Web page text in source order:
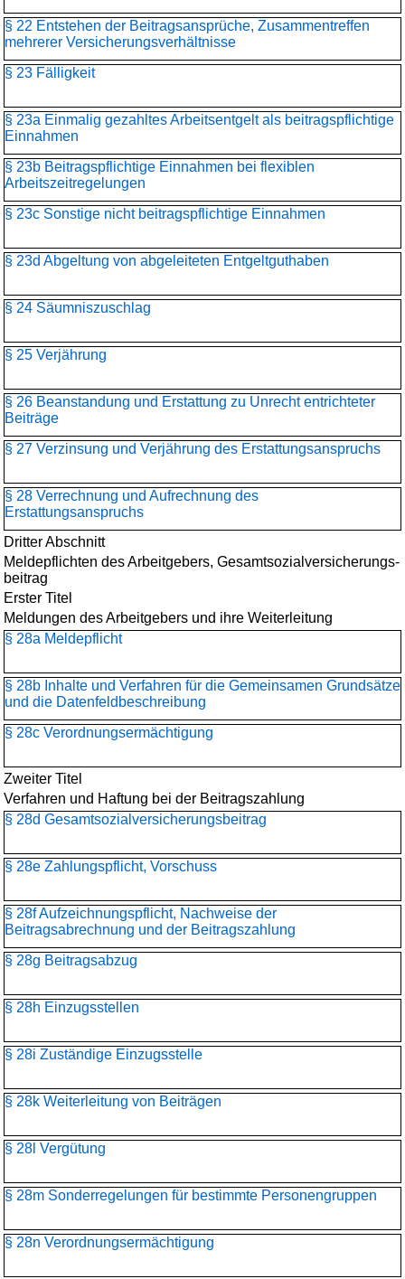
§ 22 Entstehen der Beitragsansprüche, Zusammentreffen
mehrerer Versicherungsverhältnisse
§ 23 Fälligkeit
§ 23a Einmalig gezahltes Arbeitsentgelt als beitragspflichtige
Einnahmen
§ 23b Beitragspflichtige Einnahmen bei flexiblen
Arbeitszeitregelungen
§ 23c Sonstige nicht beitragspflichtige Einnahmen
§ 23d Abgeltung von abgeleiteten Entgeltguthaben
§ 24 Säumniszuschlag
§ 25 Verjährung
§ 26 Beanstandung und Erstattung zu Unrecht entrichteter
Beiträge
§ 27 Verzinsung und Verjährung des Erstattungsanspruchs
§ 28 Verrechnung und Aufrechnung des
Erstattungsanspruchs
Dritter Abschnitt
Meldepflichten des Arbeitgebers, Gesamtsozialversicherungs­
beitrag
Erster Titel
Meldungen des Arbeitgebers und ihre Weiterleitung
§ 28a Meldepflicht
§ 28b Inhalte und Verfahren für die Gemeinsamen Grundsätze
und die Datenfeldbeschreibung
§ 28c Verordnungsermächtigung
Zweiter Titel
Verfahren und Haftung bei der Beitragszahlung
§ 28d Gesamtsozialversicherungs­beitrag
§ 28e Zahlungspflicht, Vorschuss
§ 28f Aufzeichnungspflicht, Nachweise der
Beitragsabrechnung und der Beitragszahlung
§ 28g Beitragsabzug
§ 28h Einzugsstellen
§ 28i Zuständige Einzugsstelle
§ 28k Weiterleitung von Beiträgen
§ 28l Vergütung
§ 28m Sonderregelungen für bestimmte Personengruppen
§ 28n Verordnungsermächtigung